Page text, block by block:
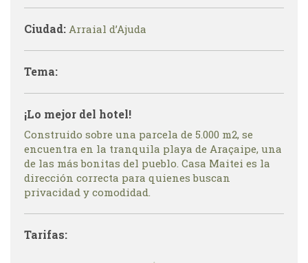
Ciudad: Arraial d’Ajuda
Tema:
¡Lo mejor del hotel!
Construido sobre una parcela de 5.000 m2, se
encuentra en la tranquila playa de Araçaipe, una
de las más bonitas del pueblo. Casa Maitei es la
dirección correcta para quienes buscan
privacidad y comodidad.
Tarifas: